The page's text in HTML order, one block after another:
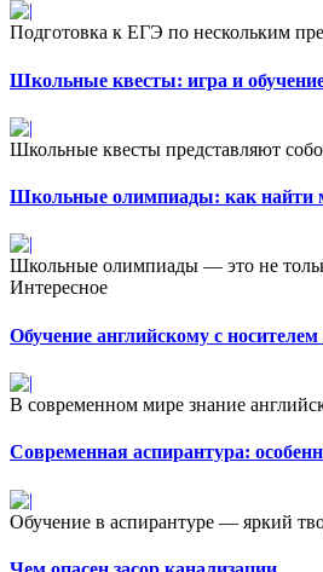
Подготовка к ЕГЭ по нескольким
Школьные квесты: игра и
Школьные квесты представляют
Школьные олимпиады: как найти
Школьные олимпиады — это не
Интересное
Обучение английскому с
В современном мире знание
Современная аспирантура:
Обучение в аспирантуре — яркий